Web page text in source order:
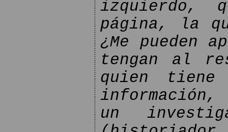
izquierdo,
página, la
¿Me pueden
tengan al
quien tiene
información,
un